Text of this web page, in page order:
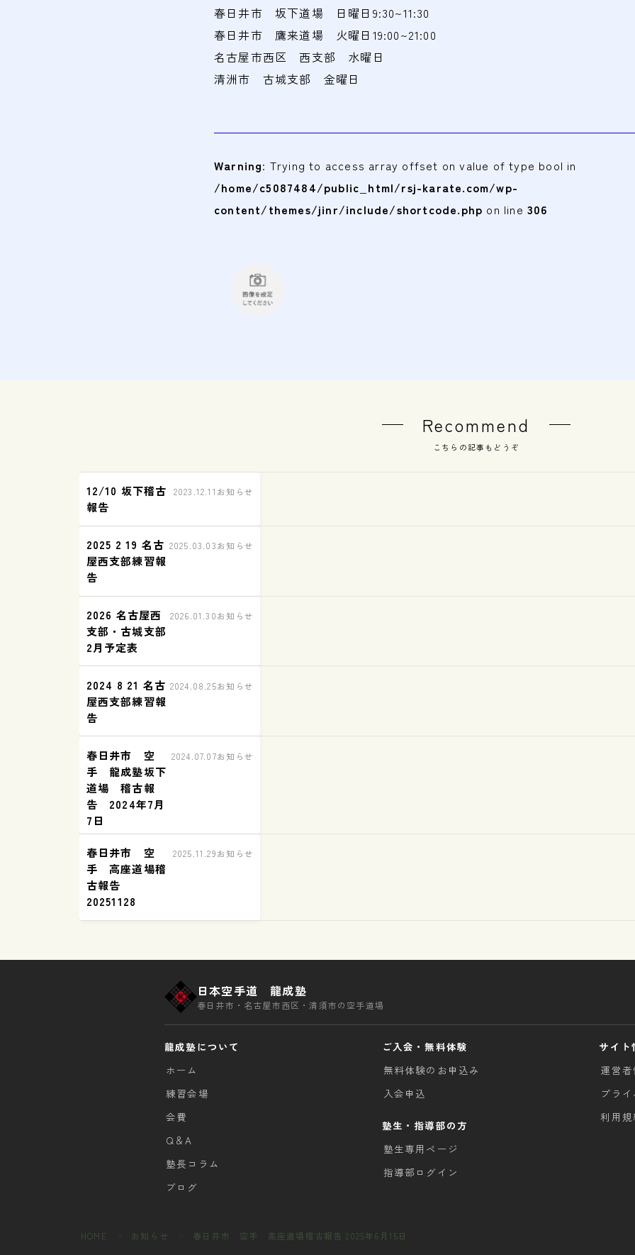
春日井市 坂下道場 日曜日9:30~11:30
春日井市 鷹来道場 火曜日19:00~21:00
名古屋市西区 西支部 水曜日
清洲市 古城支部 金曜日
Warning: Trying to access array offset on value of type bool in
/home/c5087484/public_html/rsj-karate.com/wp-
content/themes/jinr/include/shortcode.php on line306
Recommend
こちらの記事もどうぞ
12/10 坂下稽古
報告
2023.12.11 お知らせ
2025 2 19 名古
屋西支部練習報
告
2025.03.03お知らせ
2026 名古屋西
支部・古城支部
2月予定表
2026.01.30お知らせ
2024 8 21 名古
屋西支部練習報
告
2024.08.25お知らせ
春日井市 空
手 龍成塾坂下
道場 稽古報
告 2024年7月
7日
2024.07.07お知らせ
春日井市 空
手 高座道場稽
古報告
20251128
2025.11.29お知らせ
日本空手道 龍成塾
春日井市・名古屋市西区・清須市の空手道場
龍成塾について
ホーム
練習会場
会費
Q＆A
塾長コラム
ブログ
ご入会・無料体験
無料体験のお申込み
入会申込
塾生・指導部の方
塾生専用ページ
指導部ログイン
サイト
運営者
プラ
利用規
HOME お知らせ 春日井市 空手 高座道場稽古報告 2025年6月15日